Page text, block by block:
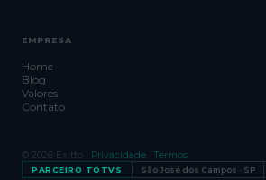
EMPRESA
Home
Blog
Valores
Contato
© 2026 Exitto · Privacidade Termos
PARCEIRO TOTVS São José dos Campos · SP